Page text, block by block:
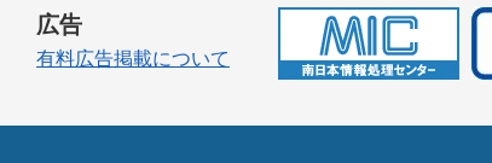
広告
有料広告掲載について